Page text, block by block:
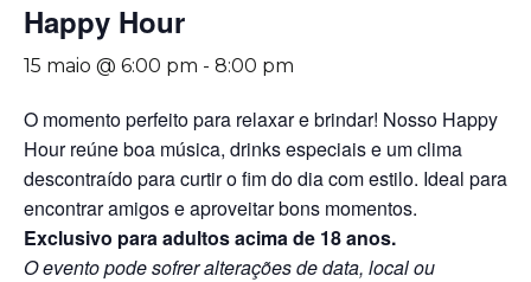
Happy Hour
15 maio @ 6:00 pm - 8:00 pm
O momento perfeito para relaxar e brindar! Nosso Happy
Hour reúne boa música, drinks especiais e um clima
descontraído para curtir o fim do dia com estilo. Ideal para
encontrar amigos e aproveitar bons momentos.
Exclusivo para adultos acima de 18 anos.
O evento pode sofrer alterações de data, local ou